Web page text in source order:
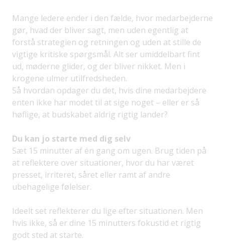
Mange ledere ender i den fælde, hvor medarbejderne
gør, hvad der bliver sagt, men uden egentlig at
forstå strategien og retningen og uden at stille de
vigtige kritiske spørgsmål. Alt ser umiddelbart fint
ud, møderne glider, og der bliver nikket. Men i
krogene ulmer utilfredsheden.
Så hvordan opdager du det, hvis dine medarbejdere
enten ikke har modet til at sige noget – eller er så
høflige, at budskabet aldrig rigtig lander?
Du kan jo starte med dig selv
Sæt 15 minutter af én gang om ugen. Brug tiden på
at reflektere over situationer, hvor du har været
presset, irriteret, såret eller ramt af andre
ubehagelige følelser.
Ideelt set reflekterer du lige efter situationen. Men
hvis ikke, så er dine 15 minutters fokustid et rigtig
godt sted at starte.